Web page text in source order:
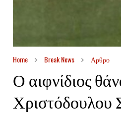
Home Break News Αρθρο
Ο αιφνίδιος
Χριστόδουλου